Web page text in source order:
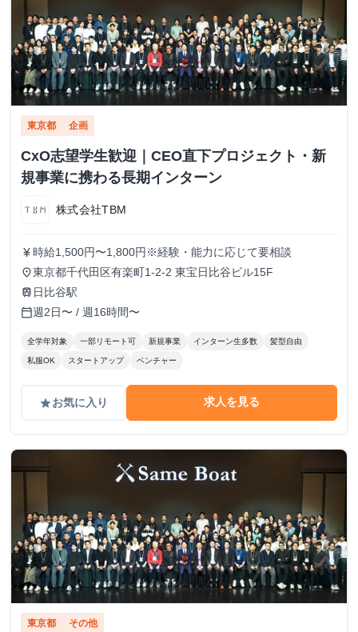
東京都 企画
CxO志望学生歓迎｜CEO直下プロジェクト・新
規事業に携わる長期インターン
株式会社TBM
currency_yen 時給1,500円〜1,800円※経験・能力に応じて要相談
place東京都千代田区有楽町1-2-2 東宝日比谷ビル15F
train 日比谷駅
calendar_today週2日〜 / 週16時間〜
全学年対象 一部リモート可 新規事業 インターン生多数 髪型自由
私服OK スタートアップ ベンチャー
gradeお気に入り 求人を見る
東京都 その他